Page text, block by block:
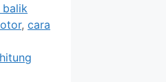
, cara